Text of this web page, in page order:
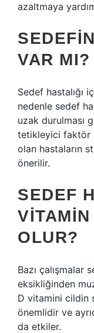
azaltmaya
VAR MI?
Sedef hastalığı
nedenle sedef
uzak durulması
tetikleyici faktör
olan hastaların
önerilir.
SEDEF
OLUR?
Bazı çalışmalar
eksikliğinden
D vitamini cildin
önemlidir ve
da etkiler.